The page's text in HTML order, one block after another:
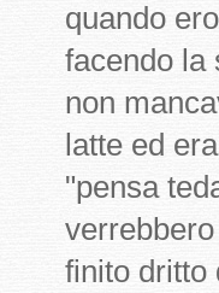
quando
facendo la
non
latte ed
"pensa
finito dritto